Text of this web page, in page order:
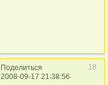
Поделиться
18
2008-09-17 21:38:56